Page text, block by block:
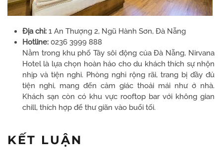
Địa chỉ: 1 An Thượng 2, Ngũ Hành Sơn, Đà Nẵng
Hotline: 0236 3999 888
Nằm trong khu phố Tây sôi động của Đà Nẵng, Nirvana
Hotel là lựa chọn hoàn hảo cho du khách thích sự nhộn
nhịp và tiện nghi. Phòng nghỉ rộng rãi, trang bị đầy đủ
tiện nghi, mang đến cảm giác thoải mái như ở nhà.
Khách sạn còn có khu vực rooftop bar với không gian
chill, thích hợp để thư giãn vào buổi tối.
KẾT LUẬN